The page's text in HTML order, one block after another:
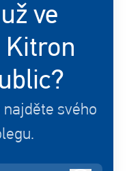
ve
Kitron
svého